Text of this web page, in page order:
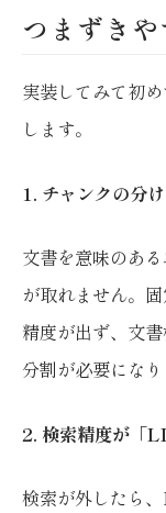
つまずき
実装してみて初
します。
1. チャンクの分
文書を意味のあ
が取れません。
精度が出ず、文
分割が必要になり
2. 検索精度が「
検索が外したら